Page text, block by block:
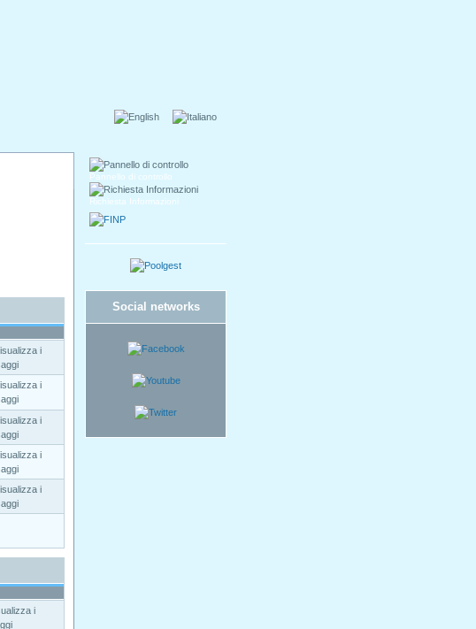
Pannello di controllo
Richiesta Informazioni
Social networks